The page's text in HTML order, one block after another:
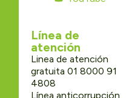
Línea de
atención
Linea de atención
gratuita 01 8000 91
4808
Línea anticorrupción